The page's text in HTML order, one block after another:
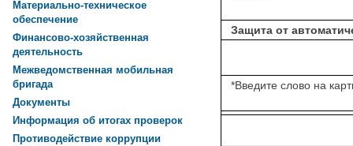
Защита от
*Введите слово на
Материально-техническое
обеспечение
Финансово-хозяйственная
деятельность
Межведомственная мобильная
бригада
Документы
Информация об итогах проверок
Противодействие коррупции